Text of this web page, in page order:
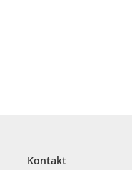
Kontakt